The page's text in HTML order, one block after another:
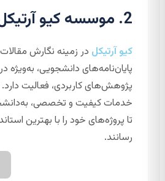
2. موسسه کیو آرتیکل
کیو آرتیکل در زمینه نگارش
پایان‌نامه‌های دانشجویی، به‌ویژه
پژوهش‌های کاربردی، فعالیت دارد.
خدمات كیفیت و تخصصی،
تا پروژه‌های خود را با بهترین
رسانند.